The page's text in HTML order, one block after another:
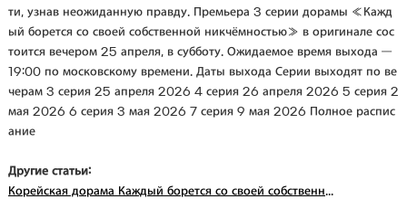
ти, узнав неожиданную правду. Премьера 3 серии дорамы «Кажд
ый борется со своей собственной никчёмностью» в оригинале сос
тоится вечером 25 апреля, в субботу. Ожидаемое время выхода —
19:00 по московскому времени. Даты выхода Серии выходят по ве
черам 3 серия 25 апреля 2026 4 серия 26 апреля 2026 5 серия 2
мая 2026 6 серия 3 мая 2026 7 серия 9 мая 2026 Полное распис
ание
Другие статьи:
Корейская дорама Каждый борется со своей собственн...